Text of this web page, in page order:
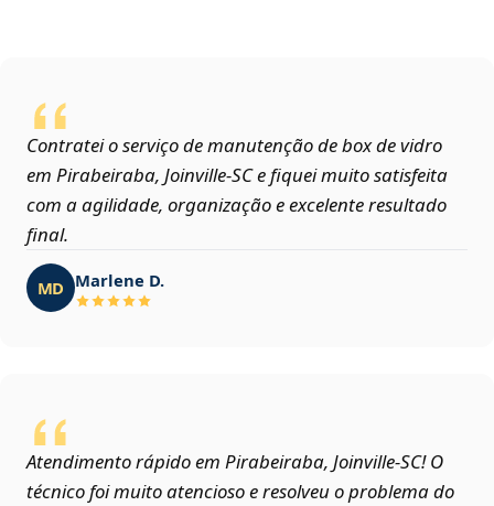
Contratei o serviço de manutenção de box de vidro
em Pirabeiraba, Joinville‑SC e fiquei muito satisfeita
com a agilidade, organização e excelente resultado
final.
MD Marlene D.
Atendimento rápido em Pirabeiraba, Joinville‑SC! O
técnico foi muito atencioso e resolveu o problema do